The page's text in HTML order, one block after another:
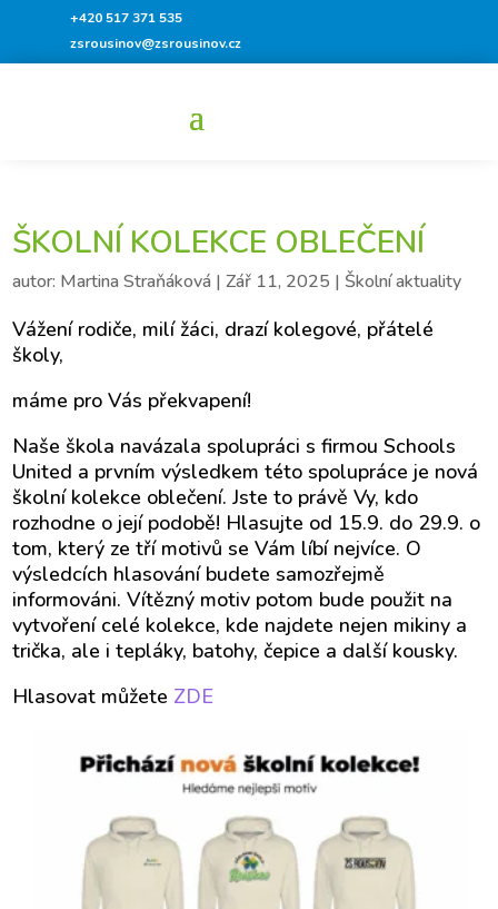
+420 517 371 535
zsrousinov@zsrousinov.cz
ŠKOLNÍ KOLEKCE OBLEČENÍ
autor: Martina Straňáková |Zář 11, 2025 | Školní aktuality
Vážení rodiče, milí žáci, drazí kolegové, přátelé
školy,
máme pro Vás překvapení!
Naše škola navázala spolupráci s firmou Schools
United a prvním výsledkem této spolupráce je nová
školní kolekce oblečení. Jste to právě Vy, kdo
rozhodne o její podobě! Hlasujte od 15.9. do 29.9. o
tom, který ze tří motivů se Vám líbí nejvíce. O
výsledcích hlasování budete samozřejmě
informováni. Vítězný motiv potom bude použit na
vytvoření celé kolekce, kde najdete nejen mikiny a
trička, ale i tepláky, batohy, čepice a další kousky.
Hlasovat můžete ZDE